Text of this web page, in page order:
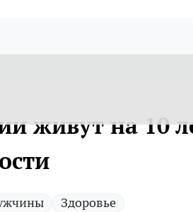
живут на 10
Здоровье